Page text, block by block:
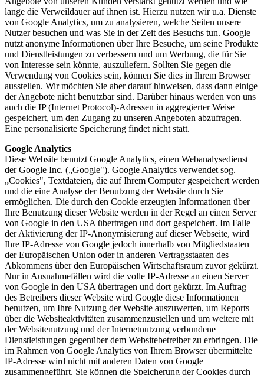
lange die Verweildauer auf ihnen ist. Hierzu nutzen wir u.a. Dienste
von Google Analytics, um zu analysieren, welche Seiten unsere
Nutzer besuchen und was Sie in der Zeit des Besuchs tun. Google
nutzt anonyme Informationen über Ihre Besuche, um seine Produkte
und Dienstleistungen zu verbessern und um Werbung, die für Sie
von Interesse sein könnte, auszuliefern. Sollten Sie gegen die
Verwendung von Cookies sein, können Sie dies in Ihrem Browser
ausstellen. Wir möchten Sie aber darauf hinweisen, dass dann einige
der Angebote nicht benutzbar sind. Darüber hinaus werden von uns
auch die IP (Internet Protocol)-Adressen in aggregierter Weise
gespeichert, um den Zugang zu unseren Angeboten abzufragen.
Eine personalisierte Speicherung findet nicht statt.
Google Analytics
Diese Website benutzt Google Analytics, einen Webanalysedienst
der Google Inc. („Google"). Google Analytics verwendet sog.
„Cookies", Textdateien, die auf Ihrem Computer gespeichert werden
und die eine Analyse der Benutzung der Website durch Sie
ermöglichen. Die durch den Cookie erzeugten Informationen über
Ihre Benutzung dieser Website werden in der Regel an einen Server
von Google in den USA übertragen und dort gespeichert. Im Falle
der Aktivierung der IP-Anonymisierung auf dieser Webseite, wird
Ihre IP-Adresse von Google jedoch innerhalb von Mitgliedstaaten
der Europäischen Union oder in anderen Vertragsstaaten des
Abkommens über den Europäischen Wirtschaftsraum zuvor gekürzt.
Nur in Ausnahmefällen wird die volle IP-Adresse an einen Server
von Google in den USA übertragen und dort gekürzt. Im Auftrag
des Betreibers dieser Website wird Google diese Informationen
benutzen, um Ihre Nutzung der Website auszuwerten, um Reports
über die Websiteaktivitäten zusammenzustellen und um weitere mit
der Websitenutzung und der Internetnutzung verbundene
Dienstleistungen gegenüber dem Websitebetreiber zu erbringen. Die
im Rahmen von Google Analytics von Ihrem Browser übermittelte
IP-Adresse wird nicht mit anderen Daten von Google
zusammengeführt. Sie können die Speicherung der Cookies durch